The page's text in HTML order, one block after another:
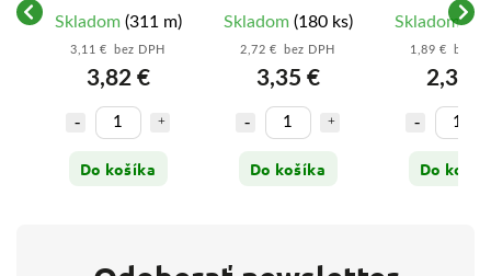
čierny - 5-žilový
výkonné varné
dosky a stroje
Skladom (311 m)
3,11 € bez DPH
3,82 €
Do košíka
10A B 6kA
Skladom (180 ks)
2,72 € bez DPH
3,35 €
Do košíka
medený
prívod pre
dosky a
Skladom
1,89 € bez
2,33 €
Do